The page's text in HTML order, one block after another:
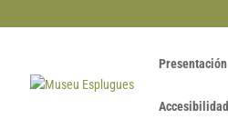
Presentación
Accesibilidad